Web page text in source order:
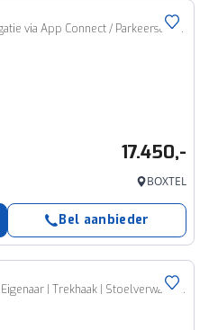
SEAT 1.0 EcoTSI 95pk Style / Navigatie via App Connect / Parkeersensoren
17.450,-
BOXTEL
Bel aanbieder
1.0 TSI Style Business Connect | 1e. Eigenaar | Trekhaak | Stoelverwarming | Cruise Control | Parkeersensoren